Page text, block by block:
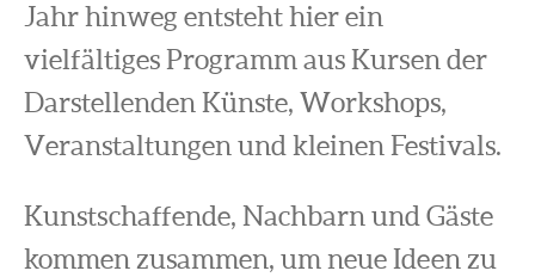
Jahr hinweg entsteht hier ein
vielfältiges Programm aus Kursen der
Darstellenden Künste, Workshops,
Veranstaltungen und kleinen Festivals.
Kunstschaffende, Nachbarn und Gäste
kommen zusammen, um neue Ideen zu